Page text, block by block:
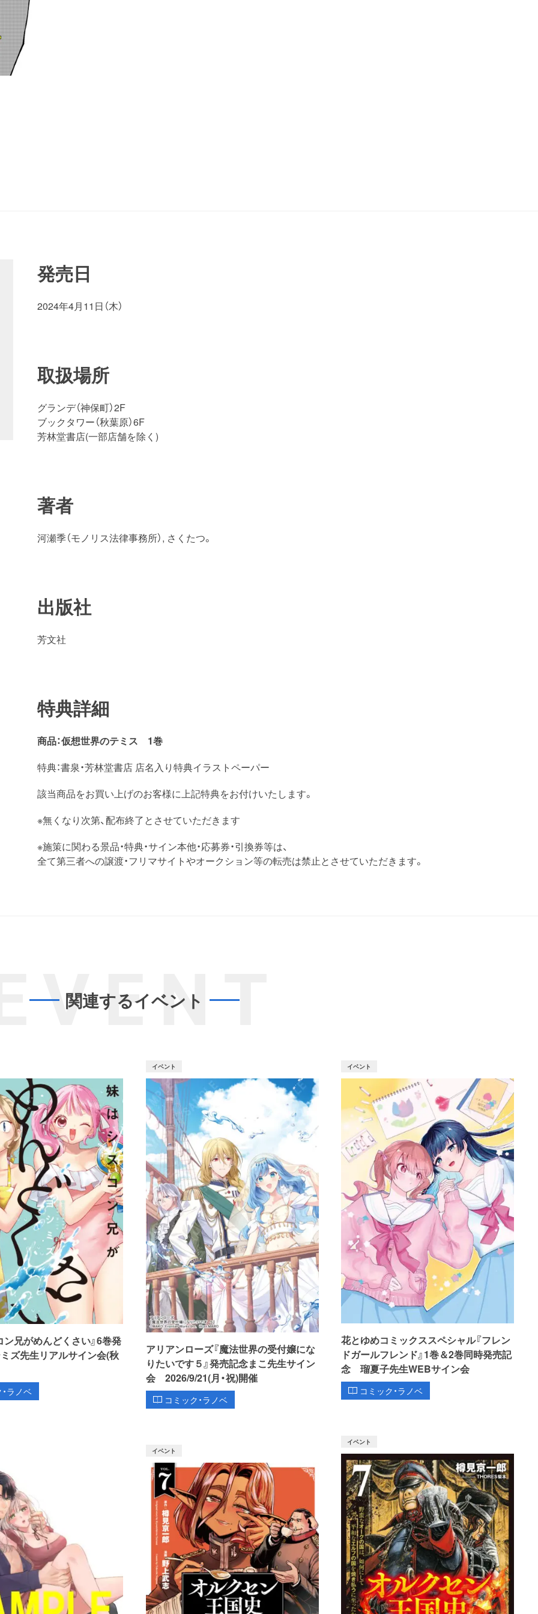
発売日
2024年4月11日（木）
取扱場所
グランデ（神保町）2F
ブックタワー（秋葉原）6F
芳林堂書店(一部店舗を除く)
著者
河瀬季（モノリス法律事務所）, さくたつ。
出版社
芳文社
特典詳細
商品：仮想世界のテミス 1巻
特典：書泉・芳林堂書店 店名入り特典イラストペーパー
該当商品をお買い上げのお客様に上記特典をお付けいたします。
※無くなり次第、配布終了とさせていただきます
※施策に関わる景品・特典・サイン本他・応募券・引換券等は、
全て第三者への譲渡・フリマサイトやオークション等の転売は禁止とさせていただきます。
EVENT
関連するイベント
ン兄がめんどくさい』6巻発
ズ先生リアルサイン会(秋
ラノベ
イベント
アリアンローズ『魔法世界の受付嬢にな
りたいです５』発売記念まこ先生サイン
会 2026/9/21(月・祝)開催
コミック・ラノベ
イベント
花とゆめコミックススペシャル『フレン
ドガールフレンド』1巻＆2巻同時発売記
念 瑠夏子先生WEBサイン会
コミック・ラノベ
イベント
イベント